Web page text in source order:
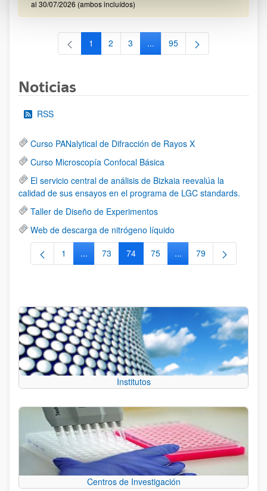
al 30/07/2026 (ambos incluídos)
Página
1 Página
2 Página
3 ...Páginas intermedias Use TAB
Página
95
Noticias
RSS
Curso PANalytical de Difracción de Rayos X
Curso Microscopía Confocal Básica
El servicio central de análisis de Bizkaia reevalúa la
calidad de sus ensayos en el programa de LGC standards.
Taller de Diseño de Experimentos
Web de descarga de nitrógeno líquido
Página
1 ...Páginas intermedias Use TAB para desplazarse.
Página
73 Página
74 Página
75 ...Páginas intermedias
Página
79
Institutos
Centros de Investigación